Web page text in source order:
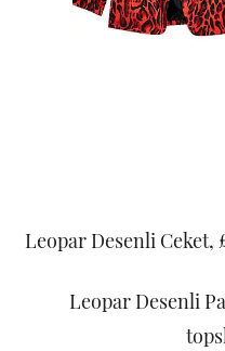
Leopar Desenli Ceket,
Leopar Desenli